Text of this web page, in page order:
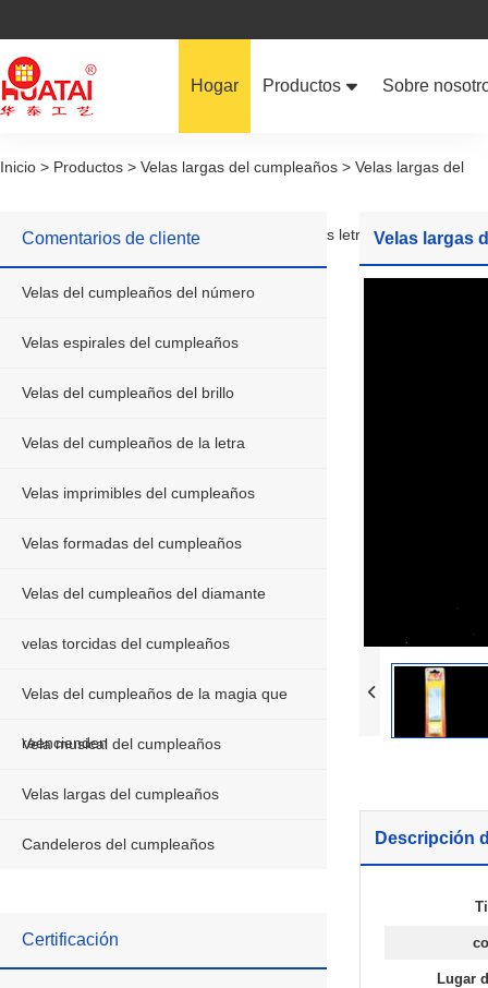
Hogar Productos
Velas del cumpleaños del
Velas del cumpleaños del brillo
Vela musical del cumpleaños
Velas largas del cumpleaños
Sobre
Inicio > Productos > Velas largas del cumpleaños > Velas largas del
cumpleaños del color de lujo del arco iris con las letras del feliz
cumpleaños pint
Comentarios de cliente
Velas del cumpleaños del número
Velas espirales del cumpleaños
Velas del cumpleaños del brillo
Velas del cumpleaños de la letra
Velas imprimibles del cumpleaños
Velas formadas del cumpleaños
Velas del cumpleaños del diamante
velas torcidas del cumpleaños
Velas del cumpleaños de la magia que
reencienden
Vela musical del cumpleaños
Velas largas del cumpleaños
Candeleros del cumpleaños
Certificación
Velas largas
Descripción
Lugar